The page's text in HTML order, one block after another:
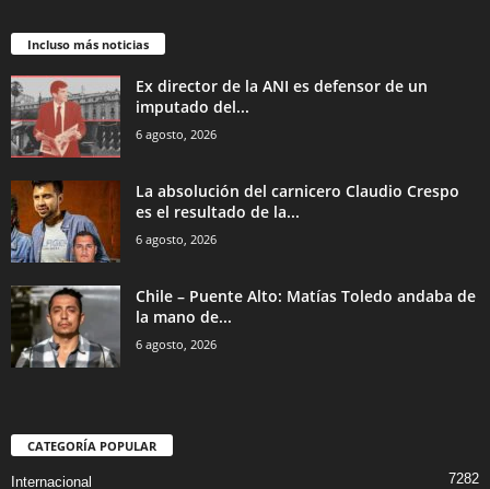
Incluso más noticias
Ex director de la ANI es defensor de un
imputado del...
6 agosto, 2026
La absolución del carnicero Claudio Crespo
es el resultado de la...
6 agosto, 2026
Chile – Puente Alto: Matías Toledo andaba de
la mano de...
6 agosto, 2026
CATEGORÍA POPULAR
Internacional 7282